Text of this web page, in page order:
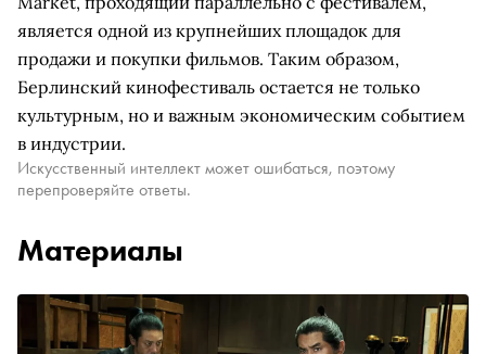
является одной из крупнейших площадок для
продажи и покупки фильмов. Таким образом,
Берлинский кинофестиваль остается не только
культурным, но и важным экономическим событием
в индустрии.
Искусственный интеллект может ошибаться, поэтому
перепроверяйте ответы.
Материалы